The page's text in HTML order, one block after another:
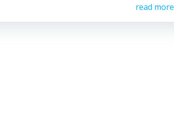
read more